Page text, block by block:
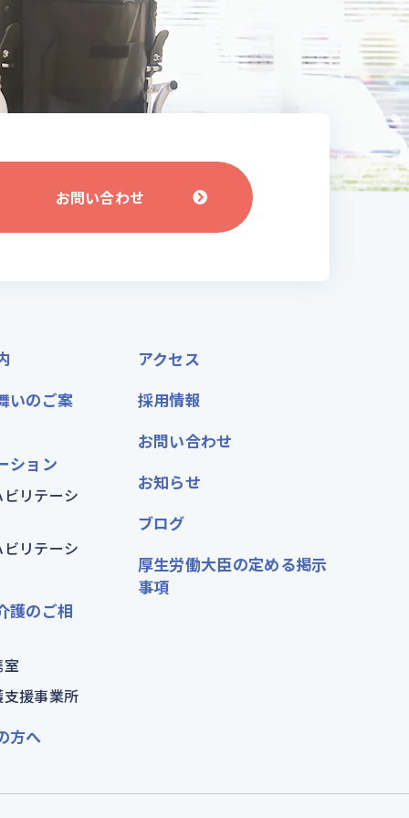
お問い合わせ
いのご案
ション
リテーシ
リテーシ
護のご相
援事業所
方へ
アクセス
採用情報
お問い合わせ
お知らせ
ブログ
厚生労働大臣の定める掲示
事項